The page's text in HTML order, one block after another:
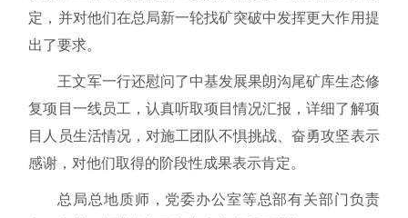
定，并对他们在总局新一轮找矿突破中发挥更大作用提
出了要求。
王文军一行还慰问了中基发展果朗沟尾矿库生态修
复项目一线员工，认真听取项目情况汇报，详细了解项
目人员生活情况，对施工团队不惧挑战、奋勇攻坚表示
感谢，对他们取得的阶段性成果表示肯定。
总局总地质师，党委办公室等总部有关部门负责